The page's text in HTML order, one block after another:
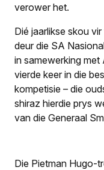
verower het.
Dié jaarlikse skou
deur die SA
in samewerking met
vierde keer in die
kompetisie – die
shiraz hierdie prys
van die Generaal
Die Pietman Hugo-